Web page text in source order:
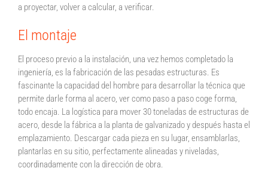
a proyectar, volver a calcular, a verificar.
El montaje
El proceso previo a la instalación, una vez hemos completado la
ingeniería, es la fabricación de las pesadas estructuras. Es
fascinante la capacidad del hombre para desarrollar la técnica que
permite darle forma al acero, ver como paso a paso coge forma,
todo encaja. La logística para mover 30 toneladas de estructuras de
acero, desde la fábrica a la planta de galvanizado y después hasta el
emplazamiento. Descargar cada pieza en su lugar, ensamblarlas,
plantarlas en su sitio, perfectamente alineadas y niveladas,
coordinadamente con la dirección de obra.